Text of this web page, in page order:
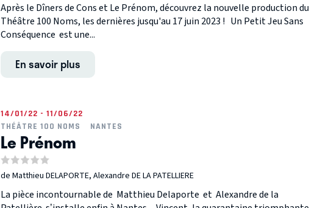
Après le Dîners de Cons et Le Prénom, découvrez la nouvelle production du
Théâtre 100 Noms, les dernières jusqu'au 17 juin 2023 ! Un Petit Jeu Sans
Conséquence est une...
En savoir plus
14/01/22 - 11/06/22
THÉÂTRE 100 NOMS
NANTES
Le Prénom
de Matthieu DELAPORTE, Alexandre DE LA PATELLIERE
La pièce incontournable de Matthieu Delaporte et Alexandre de la